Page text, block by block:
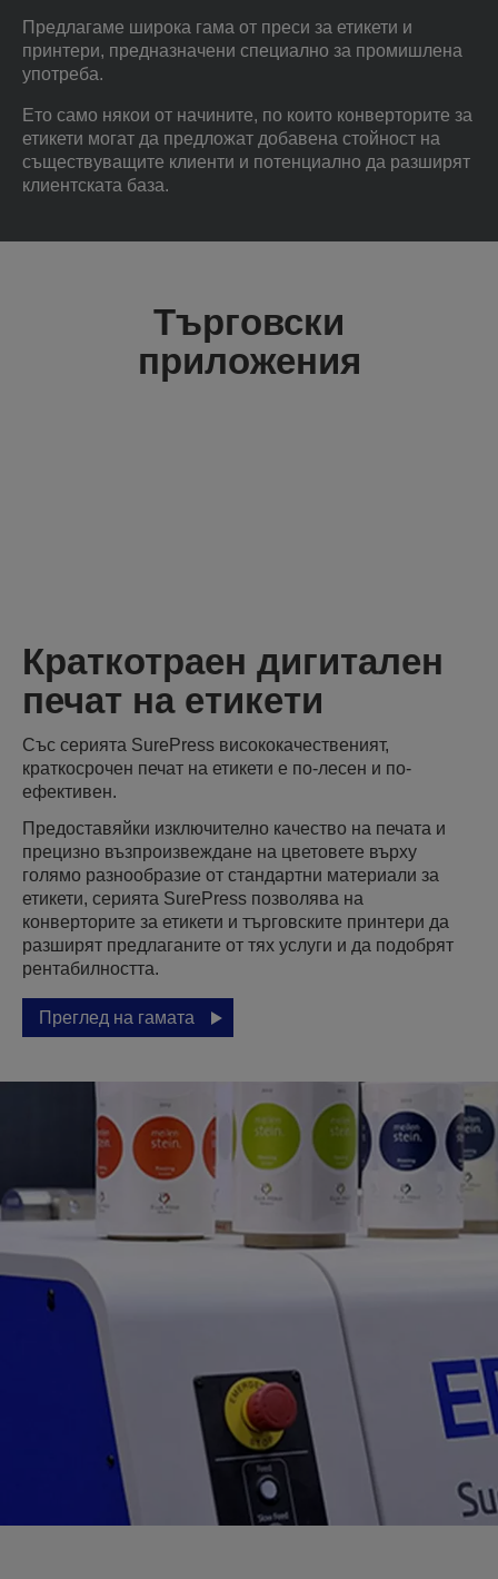
Предлагаме широка гама от преси за етикети и
принтери, предназначени специално за промишлена
употреба.
Ето само някои от начините, по които конверторите за
етикети могат да предложат добавена стойност на
съществуващите клиенти и потенциално да разширят
клиентската база.
Търговски
приложения
Краткотраен дигитален
печат на етикети
Със серията SurePress висококачественият,
краткосрочен печат на етикети е по-лесен и по-
ефективен.
Предоставяйки изключително качество на печата и
прецизно възпроизвеждане на цветовете върху
голямо разнообразие от стандартни материали за
етикети, серията SurePress позволява на
конверторите за етикети и търговските принтери да
разширят предлаганите от тях услуги и да подобрят
рентабилността.
Преглед на гамата